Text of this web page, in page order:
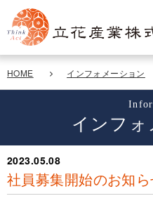
HOME インフォメーション
インフォ
2023.05.08
社員募集開始のお知